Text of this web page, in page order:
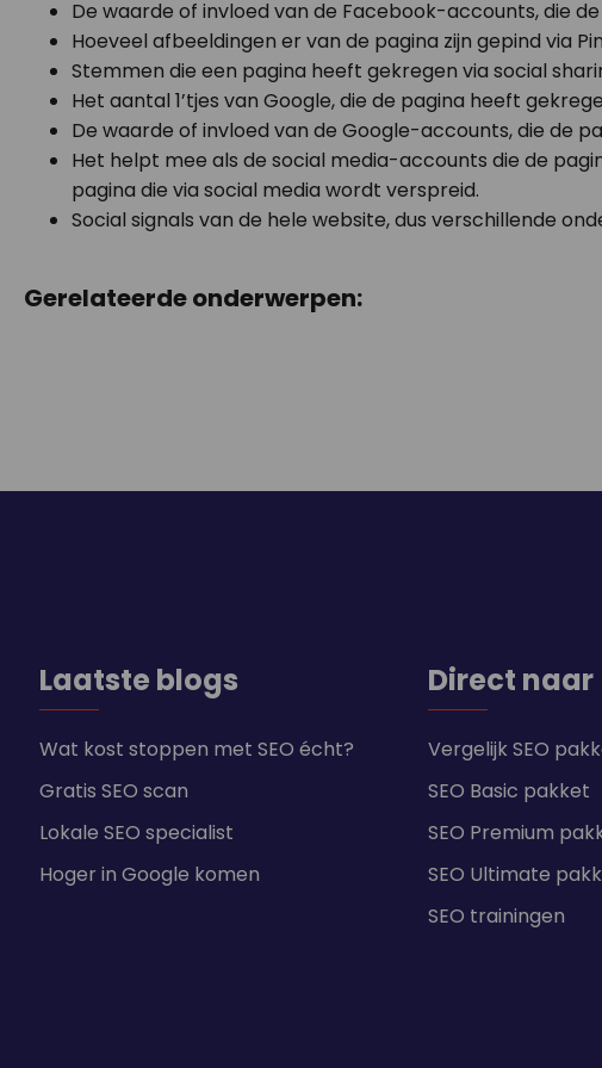
De waarde of invloed van de Facebook-accounts, die
Hoeveel afbeeldingen er van de pagina zijn gepind via
Stemmen die een pagina heeft gekregen via social
Het aantal 1’tjes van Google, die de pagina heeft
De waarde of invloed van de Google-accounts, die de
Het helpt mee als de social media-accounts die de
pagina die via social media wordt verspreid.
Social signals van de hele website, dus verschillende
Gerelateerde onderwerpen:
Laatste blogs
Wat kost stoppen met SEO écht?
Gratis SEO scan
Lokale SEO specialist
Hoger in Google komen
Direct naar
Vergelijk SEO
SEO Basic pakket
SEO Premium
SEO Ultimate
SEO trainingen